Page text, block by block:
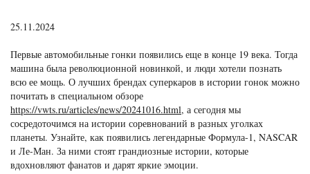
25.11.2024
Первые автомобильные гонки появились еще в конце 19 века. Тогда
машина была революционной новинкой, и люди хотели познать
всю ее мощь. О лучших брендах суперкаров в истории гонок можно
почитать в специальном обзоре
https://vwts.ru/articles/news/20241016.html, а сегодня мы
сосредоточимся на истории соревнований в разных уголках
планеты. Узнайте, как появились легендарные Формула-1, NASCAR
и Ле-Ман. За ними стоят грандиозные истории, которые
вдохновляют фанатов и дарят яркие эмоции.